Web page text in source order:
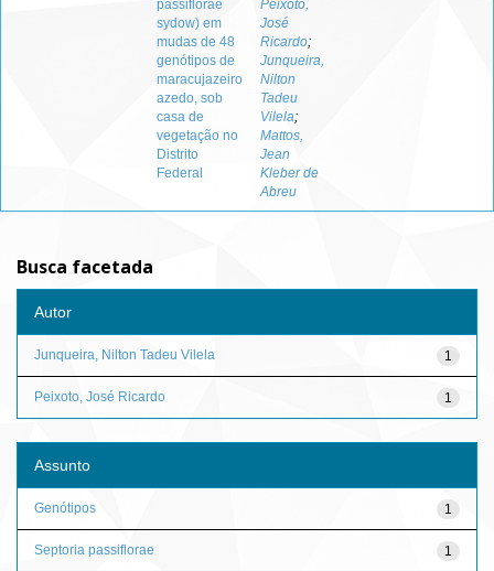
passiflorae
sydow) em
mudas de 48
genótipos de
maracujazeiro
azedo, sob
casa de
vegetação no
Distrito
Federal
Peixoto,
José
Ricardo;
Junqueira,
Nilton
Tadeu
Vilela;
Mattos,
Jean
Kleber de
Abreu
Busca facetada
Autor
1
Junqueira, Nilton Tadeu Vilela
1
Peixoto, José Ricardo
Assunto
1
Genótipos
1
Septoria passiflorae